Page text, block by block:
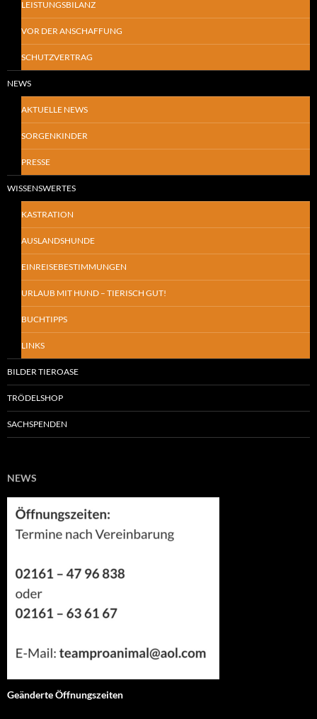
LEISTUNGSBILANZ
VOR DER ANSCHAFFUNG
SCHUTZVERTRAG
NEWS
AKTUELLE NEWS
SORGENKINDER
PRESSE
WISSENSWERTES
KASTRATION
AUSLANDSHUNDE
EINREISEBESTIMMUNGEN
URLAUB MIT HUND – TIERISCH GUT!
BUCHTIPPS
LINKS
BILDER TIEROASE
TRÖDELSHOP
SACHSPENDEN
NEWS
Geänderte Öffnungszeiten